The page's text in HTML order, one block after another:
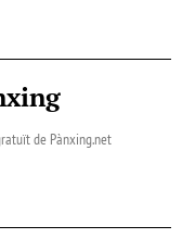
de Pànxing.net​